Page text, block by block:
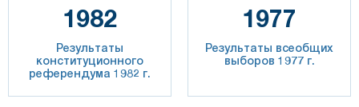
1982
Результаты
конституционного
референдума 1982 г.
1977
Результаты всеобщих
выборов 1977 г.